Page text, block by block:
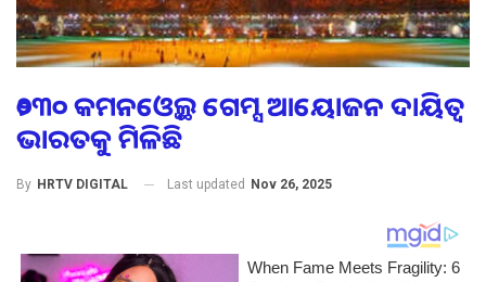
୨୦୩୦ କମନଓ୍ବେଲ୍ଥ ଗେମ୍ସ ଆୟୋଜନ ଦାୟିତ୍ବ
ଭାରତକୁ ମିଳିଛି
By HRTV DIGITAL Last updated Nov 26, 2025